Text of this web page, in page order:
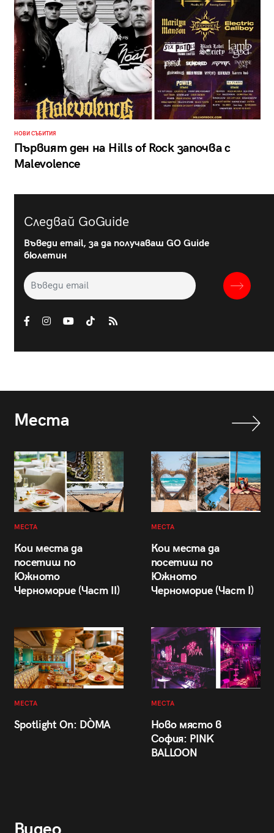
НОВИ СЪБИТИЯ
Първият ден на Hills of Rock започва с
Malevolence
Следвай GoGuide
Въведи email, за да получаваш GO Guide
бюлетин
Места
МЕСТА
Кои места да
посетиш по
Южното
Черноморие (Част II)
МЕСТА
Кои места да
посетиш по
Южното
Черноморие (Част I)
МЕСТА
Spotlight On: DÒMA
МЕСТА
Ново място в
София: PINK
BALLOON